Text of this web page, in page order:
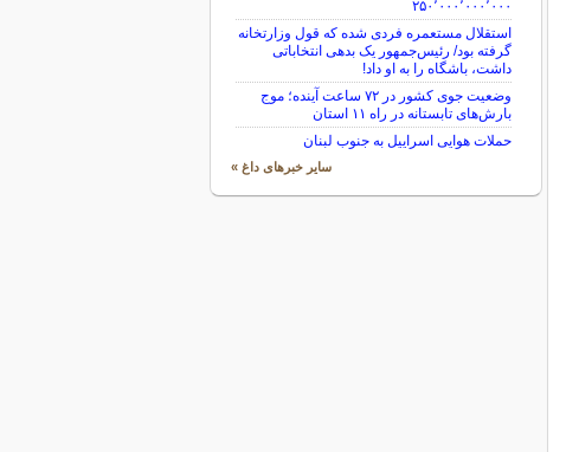
۲۵۰٬۰۰۰٬۰۰۰٬۰۰۰
استقلال مستعمره فردی شده که قول وزارتخانه
گرفته بود/ رئیس‌جمهور یک بدهی انتخاباتی
داشت، باشگاه را به او داد!
وضعیت جوی کشور در ۷۲ ساعت آینده؛ موج
بارش‌های تابستانه در راه ۱۱ استان
حملات هوایی اسراییل به جنوب لبنان
سایر خبرهای داغ »